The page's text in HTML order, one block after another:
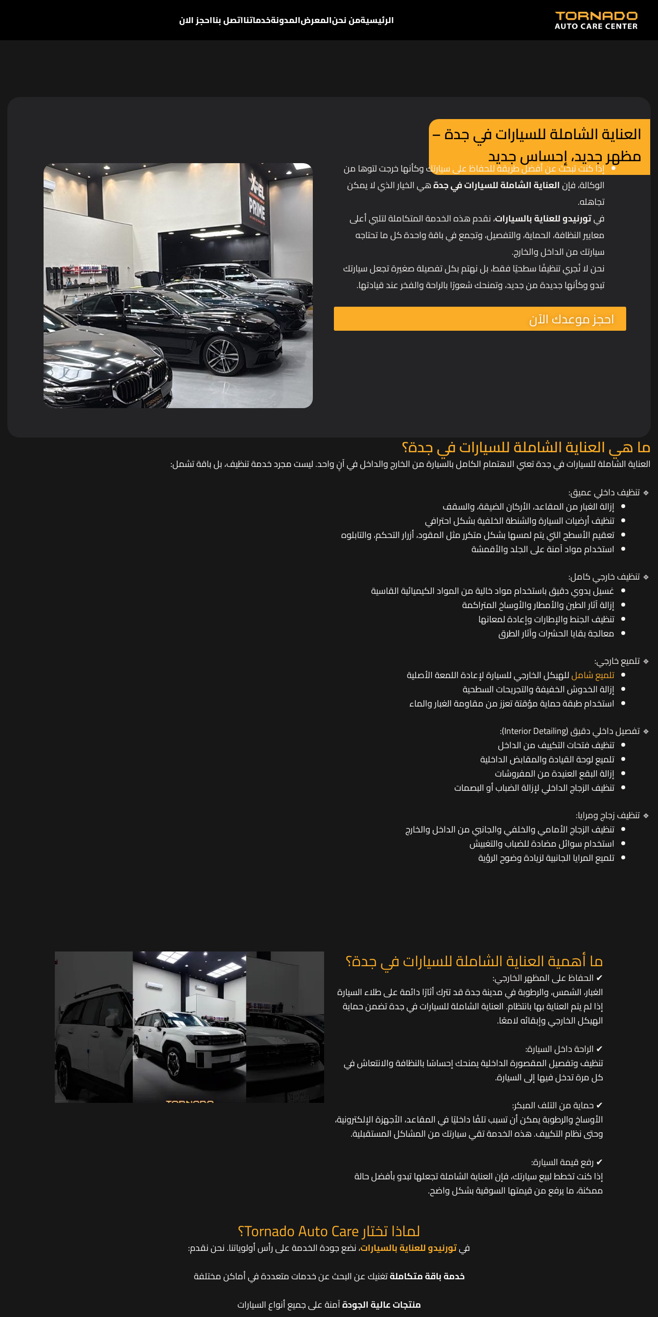
الرئيسيةمن نحنالمعرضالمدونةخدماتنااتصل بنااحجز الان
العناية الشاملة للسيارات في جدة –
مظهر جديد، إحساس جديد
إذا كنت تبحث عن أفضل طريقة للحفاظ على سيارتك وكأنها خرجت لتوها من
الوكالة، فإنالعناية الشاملة للسيارات في جدةهي الخيار الذي لا يمكن
تجاهله.
فيتورنيدو للعناية بالسيارات، نقدم هذه الخدمة المتكاملة لتلبي أعلى
معايير النظافة، الحماية، والتفصيل، وتجمع في باقة واحدة كل ما تحتاجه
سيارتك من الداخل والخارج.
نحن لا نُجري تنظيفًا سطحيًا فقط، بل نهتم بكل تفصيلة صغيرة تجعل سيارتك
تبدو وكأنها جديدة من جديد، وتمنحك شعورًا بالراحة والفخر عند قيادتها.
احجز موعدك الآن
ما هي العناية الشاملة للسيارات في جدة؟
العناية الشاملة للسيارات في جدة تعني الاهتمام الكامل بالسيارة من الخارج والداخل في آنٍ واحد. ليست مجرد خدمة تنظيف، بل باقة تشمل:
🔹 تنظيف داخلي عميق:
إزالة الغبار من المقاعد، الأركان الضيقة، والسقف
تنظيف أرضيات السيارة والشنطة الخلفية بشكل احترافي
تعقيم الأسطح التي يتم لمسها بشكل متكرر مثل المقود، أزرار التحكم، والتابلوه
استخدام مواد آمنة على الجلد والأقمشة
🔹 تنظيف خارجي كامل:
غسيل يدوي دقيق باستخدام مواد خالية من المواد الكيميائية القاسية
إزالة آثار الطين والأمطار والأوساخ المتراكمة
تنظيف الجنط والإطارات وإعادة لمعانها
معالجة بقايا الحشرات وآثار الطرق
🔹 تلميع خارجي:
تلميع شاملللهيكل الخارجي للسيارة لإعادة اللمعة الأصلية
إزالة الخدوش الخفيفة والتجريحات السطحية
استخدام طبقة حماية مؤقتة تعزز من مقاومة الغبار والماء
🔹 تفصيل داخلي دقيق (Interior Detailing):
تنظيف فتحات التكييف من الداخل
تلميع لوحة القيادة والمقابض الداخلية
إزالة البقع العنيدة من المفروشات
تنظيف الزجاج الداخلي لإزالة الضباب أو البصمات
🔹 تنظيف زجاج ومرايا:
تنظيف الزجاج الأمامي والخلفي والجانبي من الداخل والخارج
استخدام سوائل مضادة للضباب والتغبيش
تلميع المرايا الجانبية لزيادة وضوح الرؤية
ما أهمية العناية الشاملة للسيارات في جدة؟
✔ الحفاظ على المظهر الخارجي:
الغبار، الشمس، والرطوبة في مدينة جدة قد تترك أثارًا دائمة على طلاء السيارة
إذا لم يتم العناية بها بانتظام. العناية الشاملة للسيارات في جدة تضمن حماية
الهيكل الخارجي وإبقائه لامعًا.
✔ الراحة داخل السيارة:
تنظيف وتفصيل المقصورة الداخلية يمنحك إحساسًا بالنظافة والانتعاش في
كل مرة تدخل فيها إلى السيارة.
✔ حماية من التلف المبكر:
الأوساخ والرطوبة يمكن أن تسبب تلفًا داخليًا في المقاعد، الأجهزة الإلكترونية،
وحتى نظام التكييف. هذه الخدمة تقي سيارتك من المشاكل المستقبلية.
✔ رفع قيمة السيارة:
إذا كنت تخطط لبيع سيارتك، فإن العناية الشاملة تجعلها تبدو بأفضل حالة
ممكنة، ما يرفع من قيمتها السوقية بشكل واضح.
لماذا تختار Tornado Auto Care؟
فيتورنيدو للعناية بالسيارات، نضع جودة الخدمة على رأس أولوياتنا. نحن نقدم:
خدمة باقة متكاملةتغنيك عن البحث عن خدمات متعددة في أماكن مختلفة
منتجات عالية الجودةآمنة على جميع أنواع السيارات